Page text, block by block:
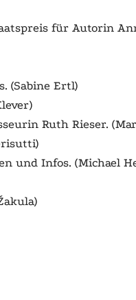
für Autorin
(Sabine Ertl)
Ruth Rieser.
und Infos. (Michael